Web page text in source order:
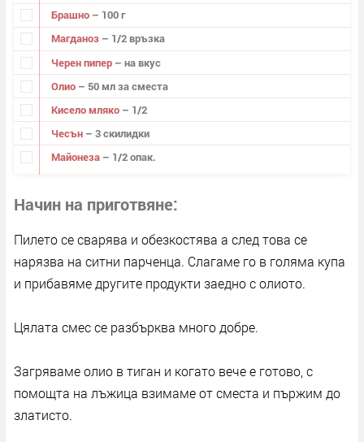
Брашно – 100 г
Магданоз – 1/2 връзка
Черен пипер – на вкус
Олио – 50 мл за сместа
Кисело мляко – 1/2
Чесън – 3 скилидки
Майонеза – 1/2 опак.
Начин на приготвяне
Пилето се сварява и обезкостява а след това се
нарязва на ситни парченца. Слагаме го в голяма купа
и прибавяме другите продукти заедно с олиото.
Цялата смес се разбърква много добре.
Загряваме олио в тиган и когато вече е готово, с
помощта на лъжица взимаме от сместа и пържим до
златисто.